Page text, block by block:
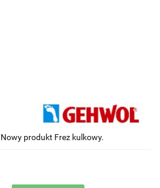
produkt Frez kulkowy.